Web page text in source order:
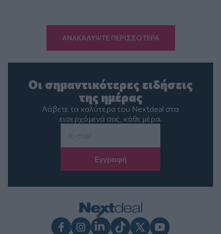
ΑΝΑΚΑΛΥΨΤΕ ΠΕΡΙΣΣΟΤΕΡΑ
Οι σημαντικότερες ειδήσεις
της ημέρας
Λάβετε τα καλύτερα του Nextdeal στα
εισερχόμενά σας, κάθε μέρα.